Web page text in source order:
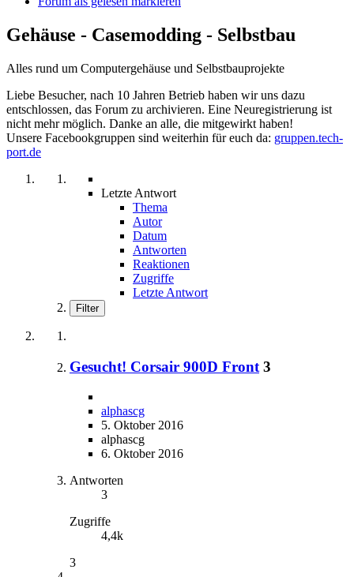
Gehäuse - Casemodding - Selbstbau
Alles rund um Computergehäuse und Selbstbauprojekte
Liebe Besucher, nach 10 Jahren Betrieb haben wir uns dazu
entschlossen, das Forum zu archivieren. Eine Neuregistrierung ist
nicht mehr möglich. Danke an alle, die mitgewirkt haben!
Unsere Facebookgruppen sind weiterhin für euch da: gruppen.tech-
port.de
Letzte Antwort
Thema
Autor
Datum
Antworten
Reaktionen
Zugriffe
Letzte Antwort
Filter
Gesucht! Corsair 900D Front 3
alphascg
5. Oktober 2016
alphascg
6. Oktober 2016
Antworten
3
Zugriffe
4,4k
3